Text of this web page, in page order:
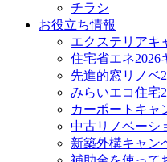
チラシ
お役立ち情報
エクステリアキ
住宅省エネ2026
先進的窓リノベ
みらいエコ住宅
カーポートキャ
中古リノベーシ
新築外構キャン